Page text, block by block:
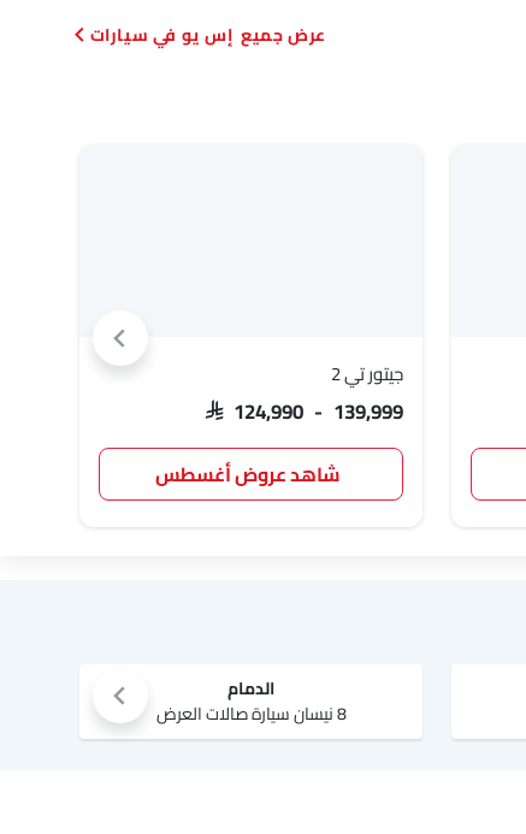
جيتور تي 2
SAR 124,990 - 139,999
شاهد عروض أغسطس
إس يو في سيارات
الدمام
8 نيسان سيارة صالات العرض